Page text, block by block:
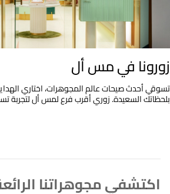
زورونا في مس أل
تسوقي أحدث صيحات عالم المجوهرات، اختاري
بلحظاتك السعيدة. زوري أقرب فرع لمس أل لتجربة
اكتشفي مجوهراتنا